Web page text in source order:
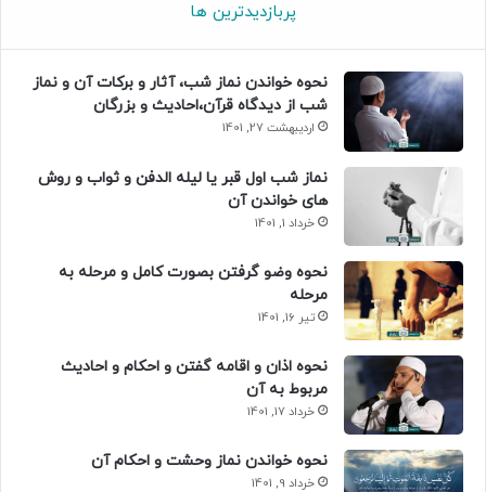
پربازدیدترین ها
نحوه خواندن نماز شب، آثار و برکات آن و نماز
شب از دیدگاه قرآن،احادیث و بزرگان
اردیبهشت 27, 1401
نماز شب اول قبر یا لیله الدفن و ثواب و روش
های خواندن آن
خرداد 1, 1401
نحوه وضو گرفتن بصورت کامل و مرحله به
مرحله
تیر 16, 1401
نحوه اذان و اقامه گفتن و احکام و احادیث
مربوط به آن
خرداد 17, 1401
نحوه خواندن نماز وحشت و احکام آن
خرداد 9, 1401